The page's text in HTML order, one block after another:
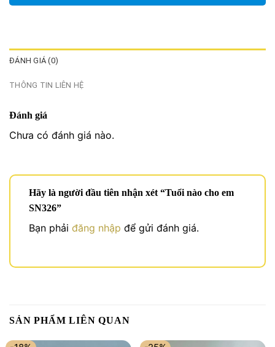
ĐÁNH GIÁ (0)
THÔNG TIN LIÊN HỆ
Đánh giá
Chưa có đánh giá nào.
Hãy là người đầu tiên nhận xét “Tuổi nào cho em
SN326”
Bạn phải đăng nhập để gửi đánh giá.
SẢN PHẨM LIÊN QUAN